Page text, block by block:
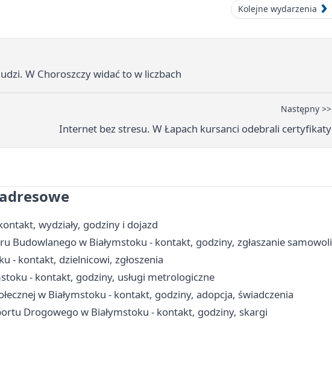
Kolejne wydarzenia
W Choroszczy widać to w liczbach
Następny >>
Internet bez stresu. W Łapach kursanci odebrali certyfikaty
wydziały, godziny i dojazd
Budowlanego w Białymstoku - kontakt, godziny, zgłaszanie samowoli
- kontakt, dzielnicowi, zgłoszenia
- kontakt, godziny, usługi metrologiczne
w Białymstoku - kontakt, godziny, adopcja, świadczenia
Drogowego w Białymstoku - kontakt, godziny, skargi